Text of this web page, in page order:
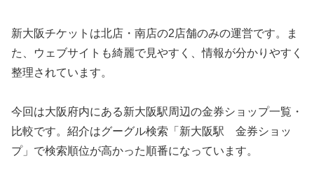
新大阪チケットは北店・南店の2店舗のみの運営です。ま
た、ウェブサイトも綺麗で見やすく、情報が分かりやすく
整理されています。
今回は大阪府内にある新大阪駅周辺の金券ショップ一覧・
比較です。紹介はグーグル検索「新大阪駅 金券ショッ
プ」で検索順位が高かった順番になっています。